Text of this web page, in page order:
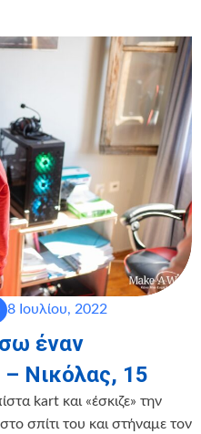
8 Ιουλίου, 2022
έναν
– Νικόλας, 15
kart και «έσκιζε» την
σπίτι του και στήναμε τον